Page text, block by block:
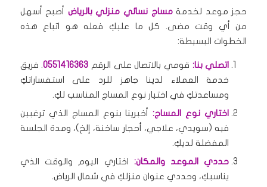
حجز موعد لخدمةمساج نسائي منزلي بالرياض أصبح أسهل
من أي وقت مضى. كل ما عليكِ فعله هو اتباع هذه
الخطوات البسيطة:
اتصلي بنا: قومي بالاتصال على الرقم 0551416363. فريق
خدمة العملاء لدينا جاهز للرد على استفساراتكِ
ومساعدتكِ في اختيار نوع المساج المناسب لكِ.
اختاري نوع المساج:أخبرينا بنوع المساج الذي ترغبين
فيه (سويدي، علاجي، أحجار ساخنة، إلخ)، ومدة الجلسة
المفضلة لديكِ.
حددي الموعد والمكان: اختاري اليوم والوقت الذي
يناسبكِ، وحددي عنوان منزلكِ في شمال الرياض.